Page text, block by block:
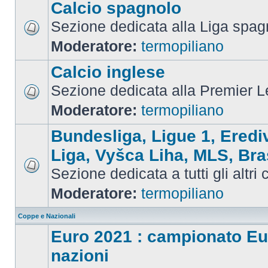
Calcio spagnolo
Sezione dedicata alla Liga
Moderatore: termopiliano
Calcio inglese
Sezione dedicata alla Premier
Moderatore: termopiliano
Bundesliga, Ligue 1,
Liga, Vyšca Liha, MLS,
Sezione dedicata a tutti gli altri
Moderatore: termopiliano
Coppe e Nazionali
Euro 2021 : campionato
nazioni